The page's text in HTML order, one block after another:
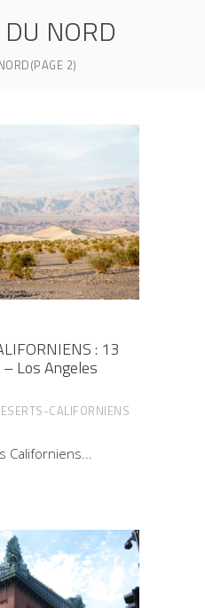
NORD
(PAGE 2)
: 13
Los Angeles
CALIFORNIENS
Californiens